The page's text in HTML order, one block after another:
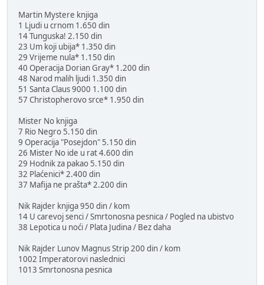
Martin Mystere knjiga
1 Ljudi u crnom 1.650 din
14 Tunguska! 2.150 din
23 Um koji ubija* 1.350 din
29 Vrijeme nula* 1.150 din
40 Operacija Dorian Gray* 1.200 din
48 Narod malih ljudi 1.350 din
51 Santa Claus 9000 1.100 din
57 Christopherovo srce* 1.950 din
Mister No knjiga
7 Rio Negro 5.150 din
9 Operacija "Posejdon" 5.150 din
26 Mister No ide u rat 4.600 din
29 Hodnik za pakao 5.150 din
32 Plaćenici* 2.400 din
37 Mafija ne prašta* 2.200 din
Nik Rajder knjiga 950 din / kom
14 U carevoj senci / Smrtonosna pesnica / Pogled na ubistvo
38 Lepotica u noći / Plata Judina / Bez daha
Nik Rajder Lunov Magnus Strip 200 din / kom
1002 Imperatorovi naslednici
1013 Smrtonosna pesnica